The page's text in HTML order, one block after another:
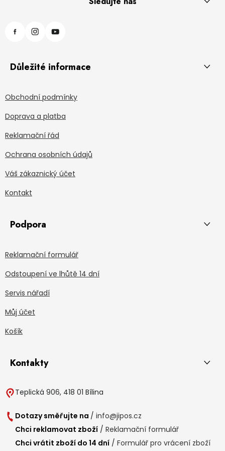
Důležité informace
Obchodní podmínky
Doprava a platba
Reklamační řád
Ochrana osobních údajů
Váš zákaznický účet
Kontakt
Podpora
Reklamační formulář
Odstoupení ve lhůtě 14 dní
Servis nářadí
Můj účet
Košík
Kontakty
Teplická 906, 418 01 Bílina
Dotazy směřujte na / info@jipos.cz
Chci reklamovat zboží / Reklamační formulář
Chci vrátit zboží do 14 dní / Formulář pro vrácení zboží